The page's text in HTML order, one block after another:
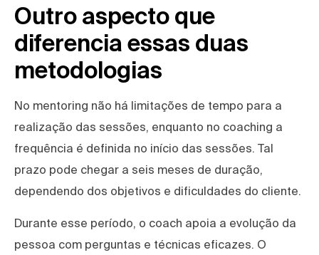
Outro aspecto que
diferencia essas duas
metodologias
No mentoring não há limitações de tempo para a
realização das sessões, enquanto no coaching a
frequência é definida no início das sessões. Tal
prazo pode chegar a seis meses de duração,
dependendo dos objetivos e dificuldades do cliente.
Durante esse período, o coach apoia a evolução da
pessoa com perguntas e técnicas eficazes. O